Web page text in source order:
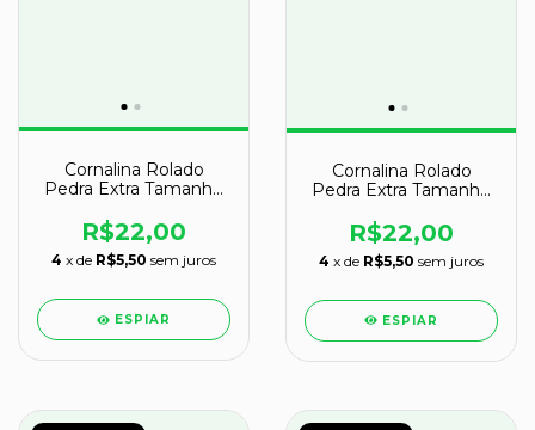
Cornalina Rolado
Pedra Extra Tamanho
126111
R$22,00
4 x de R$5,50 sem juros
ESPIAR
Cornalina Rolado
Pedra Extra Tamanho
126098
R$22,00
4 x de R$5,50 sem juros
ESPIAR